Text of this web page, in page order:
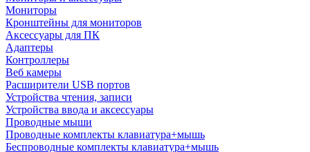
Мониторы
Кронштейны для мониторов
Аксессуары для ПК
Адаптеры
Контроллеры
Веб камеры
Расширители USB портов
Устройства чтения, записи
Устройства ввода и аксессуары
Проводные мыши
Проводные комплекты клавиатура+мышь
Беспроводные комплекты клавиатура+мышь